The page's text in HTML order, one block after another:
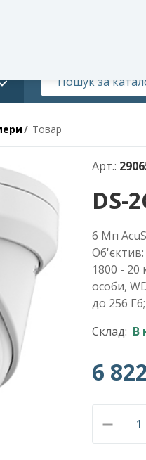
Товар
Арт.:
DS-
6 Мп
Об'єктив:
1800 - 20
особи,
до 256
Склад: В
6